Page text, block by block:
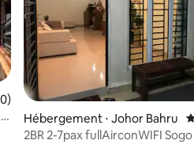
moyenne sur la base de 90
Hébergement ⋅ Johor Bahru
2BR 2-7pax fullAirconWIFI Sogo